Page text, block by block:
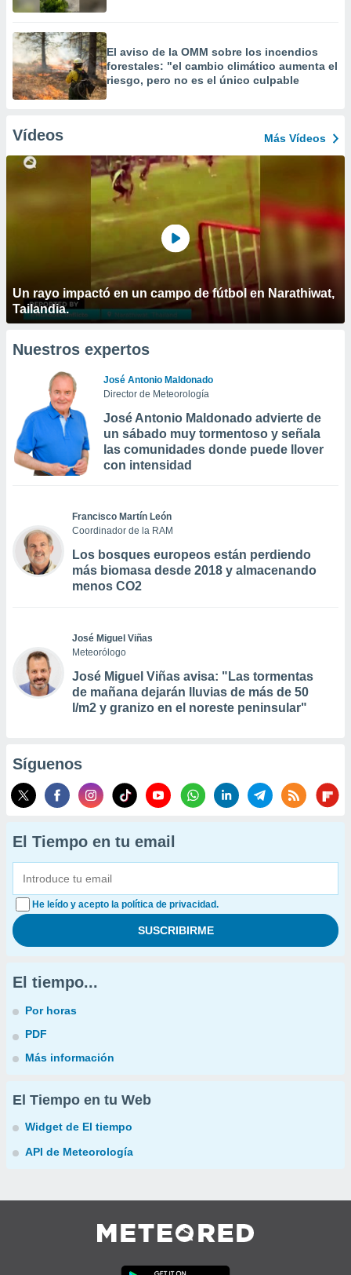
El aviso de la OMM sobre los incendios
forestales: "el cambio climático aumenta el
riesgo, pero no es el único culpable
Vídeos Más Vídeos
Un rayo impactó en un campo de fútbol en Narathiwat,
Tailandia.
Nuestros expertos
José Antonio Maldonado
Director de Meteorología
José Antonio Maldonado advierte de
un sábado muy tormentoso y señala
las comunidades donde puede llover
con intensidad
Francisco Martín León
Coordinador de la RAM
Los bosques europeos están perdiendo
más biomasa desde 2018 y almacenando
menos CO2
José Miguel Viñas
Meteorólogo
José Miguel Viñas avisa: "Las tormentas
de mañana dejarán lluvias de más de 50
l/m2 y granizo en el noreste peninsular"
Síguenos
El Tiempo en tu email
He leído y acepto la política de privacidad.
El tiempo...
Por horas
PDF
Más información
El Tiempo en tu Web
Widget de El tiempo
API de Meteorología